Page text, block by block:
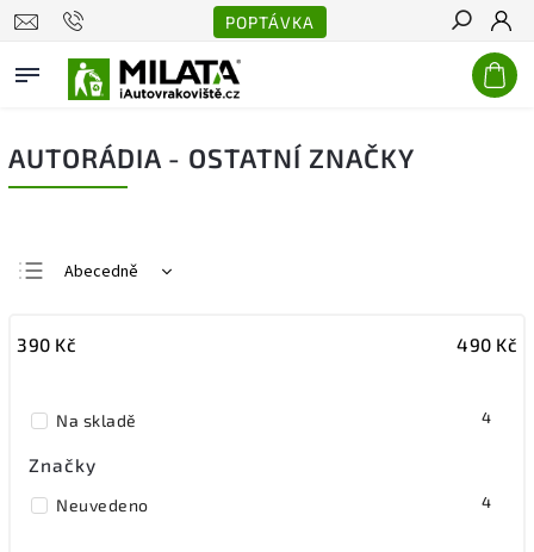
POPTÁVKA
Hledat
AUTORÁDIA - OSTATNÍ ZNAČKY
Abecedně
Nejdražší
390 Kč 490 Kč
Na skladě 4
Značky
Neuvedeno 4